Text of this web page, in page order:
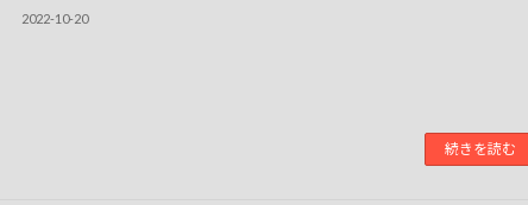
2022-10-20
続きを読む